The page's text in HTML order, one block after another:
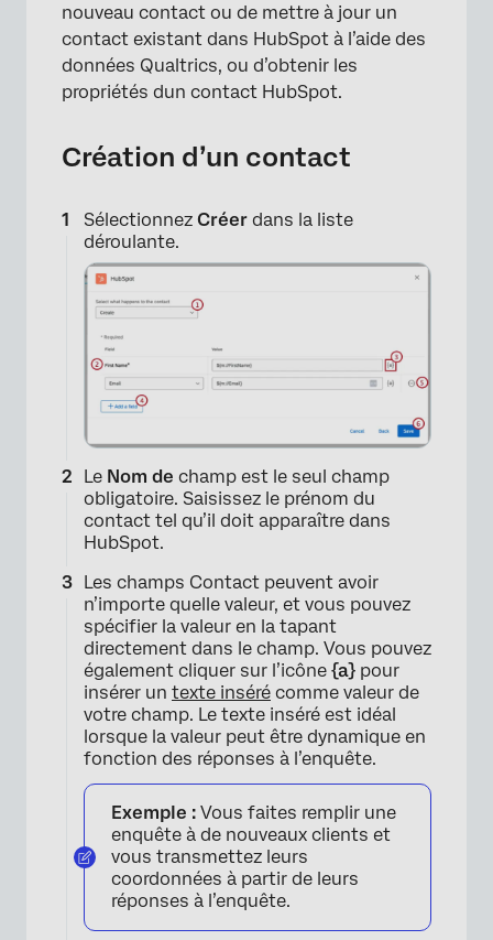
×
nouveau contact ou de mettre à jour un
contact existant dans HubSpot à l’aide des
données Qualtrics, ou d’obtenir les
propriétés dun contact HubSpot.
Création d’un contact
Sélectionnez Créer dans la liste
déroulante.
Le Nom de champ est le seul champ
obligatoire. Saisissez le prénom du
contact tel qu’il doit apparaître dans
HubSpot.
Les champs Contact peuvent avoir
n’importe quelle valeur, et vous pouvez
spécifier la valeur en la tapant
directement dans le champ. Vous pouvez
également cliquer sur l’icône {a} pour
insérer un texte inséré comme valeur de
votre champ. Le texte inséré est idéal
lorsque la valeur peut être dynamique en
fonction des réponses à l’enquête.
Exemple : Vous faites remplir une
enquête à de nouveaux clients et
vous transmettez leurs
coordonnées à partir de leurs
réponses à l’enquête.